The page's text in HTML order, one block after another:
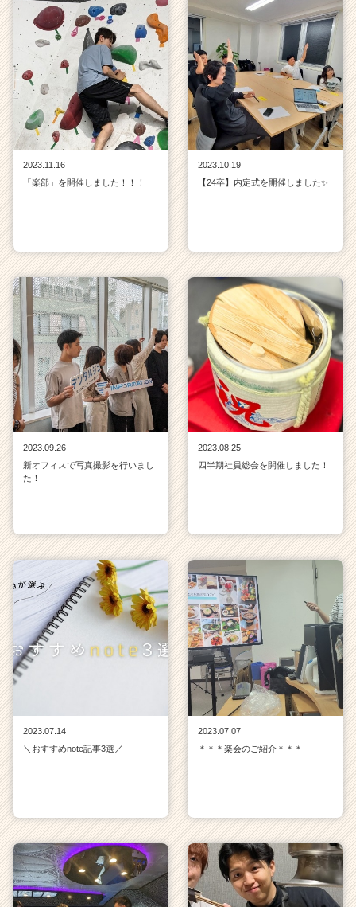
2023.11.16
「楽部」を開催しました！！！
2023.10.19
【24卒】内定式を開催しました✨
2023.09.26
新オフィスで写真撮影を行いまし
た！
2023.08.25
四半期社員総会を開催しました！
2023.07.14
＼おすすめnote記事3選／
2023.07.07
＊＊＊楽会のご紹介＊＊＊